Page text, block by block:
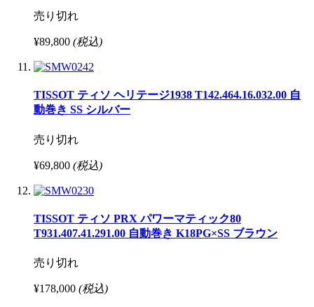
売り切れ
¥89,800 (税込)
TISSOT ティソ ヘリテージ1938 T142.464.16.032.00 自
動巻き SS シルバー
売り切れ
¥69,800 (税込)
TISSOT ティソ PRX パワーマティック80
T931.407.41.291.00 自動巻き K18PG×SS ブラウン
売り切れ
¥178,000 (税込)